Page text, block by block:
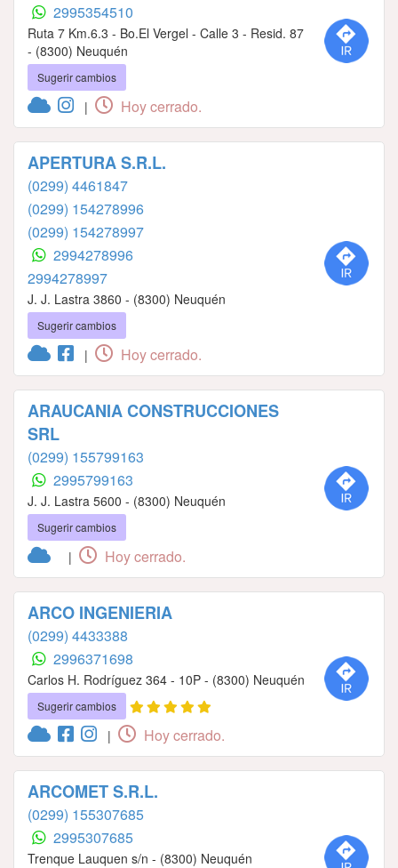
2995354510
Ruta 7 Km.6.3 - Bo.El Vergel - Calle 3 - Resid. 87
- (8300) Neuquén
Sugerir cambios
| Hoy cerrado.
APERTURA S.R.L.
(0299) 4461847
(0299) 154278996
(0299) 154278997
2994278996
2994278997
J. J. Lastra 3860 - (8300) Neuquén
Sugerir cambios
| Hoy cerrado.
ARAUCANIA CONSTRUCCIONES
SRL
(0299) 155799163
2995799163
J. J. Lastra 5600 - (8300) Neuquén
Sugerir cambios
| Hoy cerrado.
ARCO INGENIERIA
(0299) 4433388
2996371698
Carlos H. Rodríguez 364 - 10P - (8300) Neuquén
Sugerir cambios
| Hoy cerrado.
ARCOMET S.R.L.
(0299) 155307685
2995307685
Trenque Lauquen s/n - (8300) Neuquén